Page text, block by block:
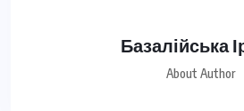
Базалійська
About Author